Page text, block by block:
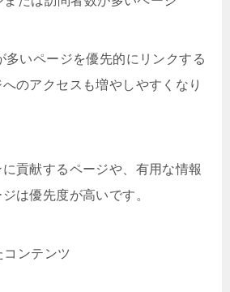
多いページを優先的にリンクする
のアクセスも増やしやすくなり
貢献するページや、有用な情報
は優先度が高いです。
コンテンツ